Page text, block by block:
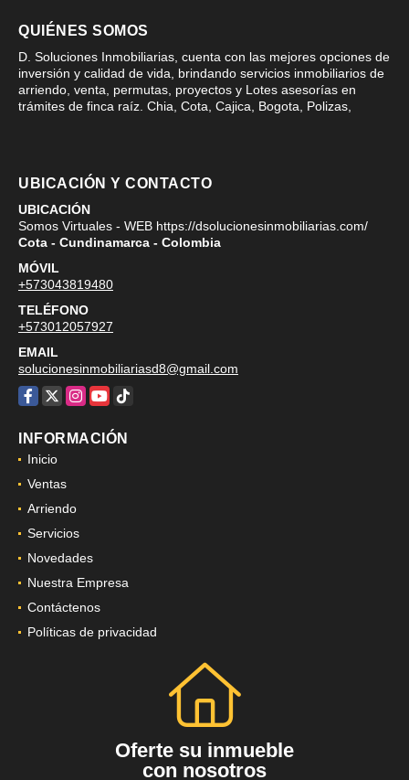
QUIÉNES SOMOS
D. Soluciones Inmobiliarias, cuenta con las mejores opciones de
inversión y calidad de vida, brindando servicios inmobiliarios de
arriendo, venta, permutas, proyectos y Lotes asesorías en
trámites de finca raíz. Chia, Cota, Cajica, Bogota, Polizas,
UBICACIÓN Y CONTACTO
UBICACIÓN
Somos Virtuales - WEB https://dsolucionesinmobiliarias.com/
Cota - Cundinamarca - Colombia
MÓVIL
+573043819480
TELÉFONO
+573012057927
EMAIL
solucionesinmobiliariasd8@gmail.com
Facebook
X Instagram
YouTube
TikTok
INFORMACIÓN
Inicio
Ventas
Arriendo
Servicios
Novedades
Nuestra Empresa
Contáctenos
Políticas de privacidad
Oferte su inmueble
con nosotros